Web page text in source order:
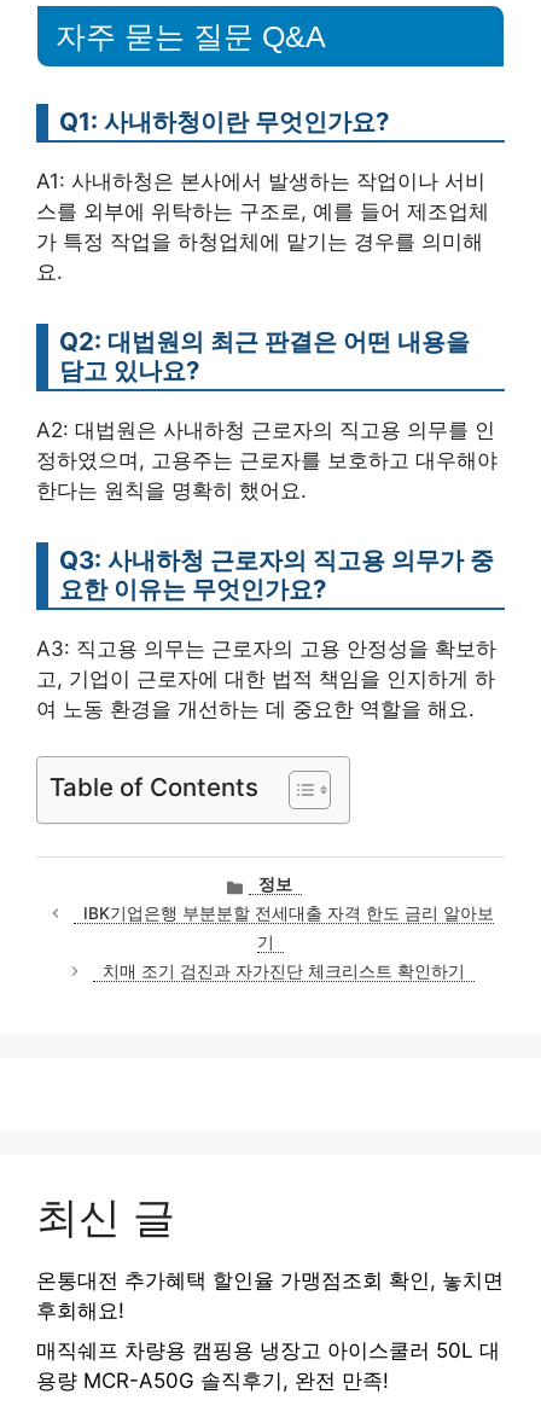
자주 묻는 질문 Q&A
Q1: 사내하청이란 무엇인가요?
A1: 사내하청은 본사에서 발생하는 작업이나 서비
스를 외부에 위탁하는 구조로, 예를 들어 제조업체
가 특정 작업을 하청업체에 맡기는 경우를 의미해
요.
Q2: 대법원의 최근 판결은 어떤 내용을
담고 있나요?
A2: 대법원은 사내하청 근로자의 직고용 의무를 인
정하였으며, 고용주는 근로자를 보호하고 대우해야
한다는 원칙을 명확히 했어요.
Q3: 사내하청 근로자의 직고용 의무가 중
요한 이유는 무엇인가요?
A3: 직고용 의무는 근로자의 고용 안정성을 확보하
고, 기업이 근로자에 대한 법적 책임을 인지하게 하
여 노동 환경을 개선하는 데 중요한 역할을 해요.
Table of Contents
카
테
고
리
정보
IBK기업은행 부분분할 전세대출 자격 한도 금리 알아보
기
치매 조기 검진과 자가진단 체크리스트 확인하기
최신 글
온통대전 추가혜택 할인율 가맹점조회 확인, 놓치면
후회해요!
매직쉐프 차량용 캠핑용 냉장고 아이스쿨러 50L 대
용량 MCR-A50G 솔직후기, 완전 만족!